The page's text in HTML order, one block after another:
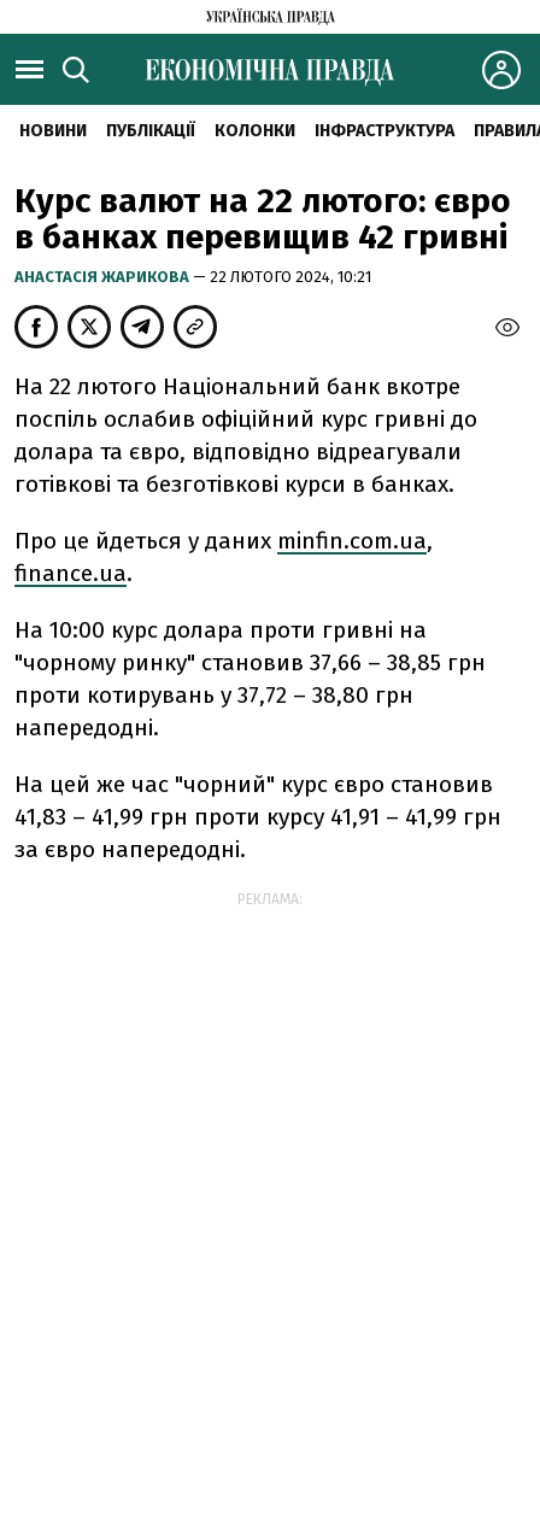
НОВИНИ ПУБЛІКАЦІЇ КОЛОНКИ ІНФРАСТРУКТУРА
Курс валют на 22 лютого: євро
в банках перевищив 42 гривні
АНАСТАСІЯ ЖАРИКОВА — 22 ЛЮТОГО 2024, 10:21
На 22 лютого Національний банк вкотре
поспіль ослабив офіційний курс гривні до
долара та євро, відповідно відреагували
готівкові та безготівкові курси в банках.
Про це йдеться у даних minfin.com.ua,
finance.ua.
На 10:00 курс долара проти гривні на
"чорному ринку" становив 37,66 – 38,85 грн
проти котирувань у 37,72 – 38,80 грн
напередодні.
На цей же час "чорний" курс євро становив
41,83 – 41,99 грн проти курсу 41,91 – 41,99 грн
за євро напередодні.
РЕКЛАМА: